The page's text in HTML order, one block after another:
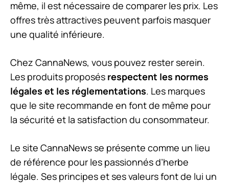
même, il est nécessaire de comparer les prix. Les
offres très attractives peuvent parfois masquer
une qualité inférieure.
Chez CannaNews, vous pouvez rester serein.
Les produits proposés respectent les normes
légales et les réglementations. Les marques
que le site recommande en font de même pour
la sécurité et la satisfaction du consommateur.
Le site CannaNews se présente comme un lieu
de référence pour les passionnés d’herbe
légale. Ses principes et ses valeurs font de lui un